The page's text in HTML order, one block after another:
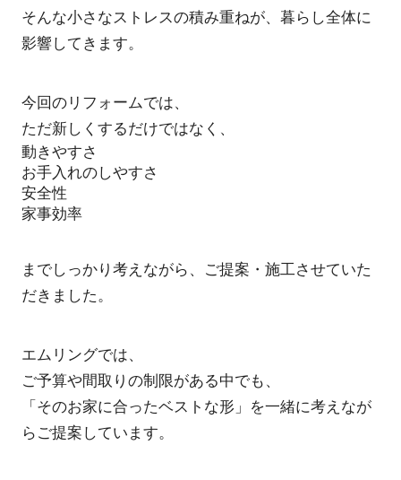
そんな小さなストレスの積み重ねが、暮らし全体に
影響してきます。
今回のリフォームでは、
ただ新しくするだけではなく、
動きやすさ
お手入れのしやすさ
安全性
家事効率
までしっかり考えながら、ご提案・施工させていた
だきました。
エムリングでは、
ご予算や間取りの制限がある中でも、
「そのお家に合ったベストな形」を一緒に考えなが
らご提案しています。